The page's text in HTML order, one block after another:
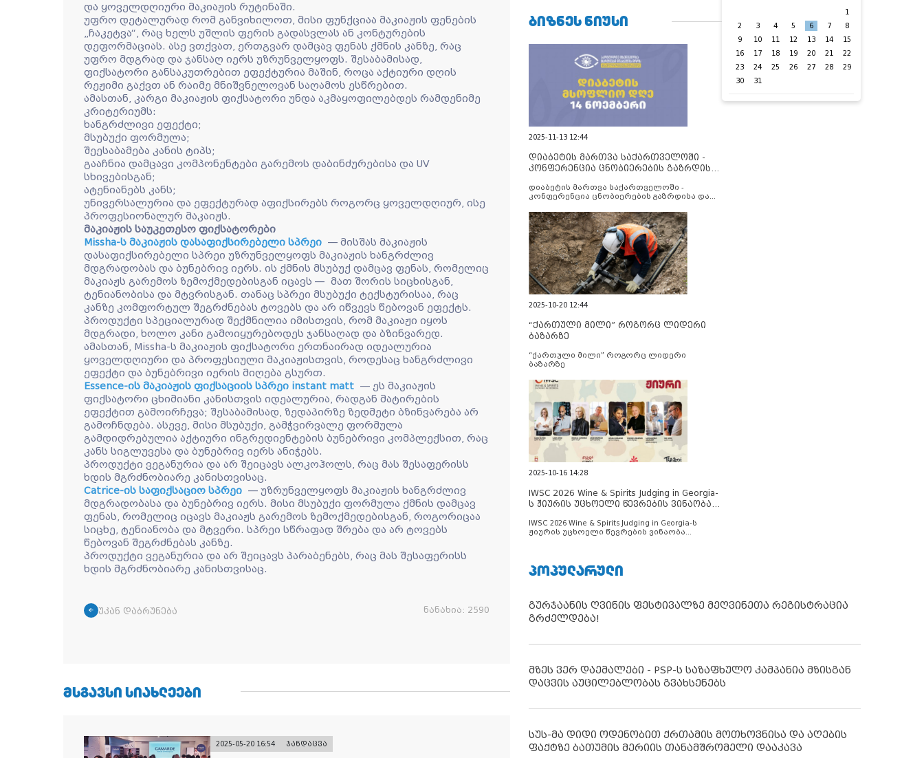
და ყოველდღიური მაკიაჟის რუტინაში.
უფრო დეტალურად რომ განვიხილოთ, მისი ფუნქციაა მაკიაჟის ფენების
„ჩაკეტვა“, რაც ხელს უშლის ფერის გადასვლას ან კონტურების
დეფორმაციას. ასე ვთქვათ, ერთგვარ დამცავ ფენას ქმნის კანზე, რაც
უფრო მდგრად და ჯანსაღ იერს უზრუნველყოფს. შესაბამისად,
ფიქსატორი განსაკუთრებით ეფექტურია მაშინ, როცა აქტიური დღის
რეჟიმი გაქვთ ან რაიმე მნიშვნელოვან საღამოს ესწრებით.
ამასთან, კარგი მაკიაჟის ფიქსატორი უნდა აკმაყოფილებდეს რამდენიმე
კრიტერიუმს:
ხანგრძლივი ეფექტი;
მსუბუქი ფორმულა;
შეესაბამება კანის ტიპს;
გააჩნია დამცავი კომპონენტები გარემოს დაბინძურებისა და UV
სხივებისგან;
ატენიანებს კანს;
უნივერსალურია და ეფექტურად აფიქსირებს როგორც ყოველდღიურ, ისე
პროფესიონალურ მაკაიჟს.
მაკიაჟის საუკეთესო ფიქსატორები
Missha-ს მაკიაჟის დასაფიქსირებელი სპრეი — მისშას მაკიაჟის
დასაფიქსირებელი სპრეი უზრუნველყოფს მაკიაჟის ხანგრძლივ
მდგრადობას და ბუნებრივ იერს. ის ქმნის მსუბუქ დამცავ ფენას, რომელიც
მაკიაჟს გარემოს ზემოქმედებისგან იცავს — მათ შორის სიცხისგან,
ტენიანობისა და მტვრისგან. თანაც სპრეი მსუბუქი ტექსტურისაა, რაც
კანზე კომფორტულ შეგრძნებას ტოვებს და არ იწვევს წებოვან ეფექტს.
პროდუქტი სპეციალურად შექმნილია იმისთვის, რომ მაკიაჟი იყოს
მდგრადი, ხოლო კანი გამოიყურებოდეს ჯანსაღად და ბზინვარედ.
ამასთან, Missha-ს მაკიაჟის ფიქსატორი ერთნაირად იდეალურია
ყოველდღიური და პროფესიული მაკიაჟისთვის, როდესაც ხანგრძლივი
ეფექტი და ბუნებრივი იერის მიღება გსურთ.
Essence-ის მაკიაჟის ფიქსაციის სპრეი instant matt — ეს მაკიაჟის
ფიქსატორი ცხიმიანი კანისთვის იდეალურია, რადგან მატირების
ეფექტით გამოირჩევა; შესაბამისად, ზედაპირზე ზედმეტი ბზინვარება არ
გამოჩნდება. ასევე, მისი მსუბუქი, გამჭვირვალე ფორმულა
გამდიდრებულია აქტიური ინგრედიენტების ბუნებრივი კომპლექსით, რაც
კანს სიგლუვესა და ბუნებრივ იერს ანიჭებს.
პროდუქტი ვეგანურია და არ შეიცავს ალკოჰოლს, რაც მას შესაფერისს
ხდის მგრძნობიარე კანისთვისაც.
Catrice-ის საფიქსაციო სპრეი — უზრუნველყოფს მაკიაჟის ხანგრძლივ
მდგრადობასა და ბუნებრივ იერს. მისი მსუბუქი ფორმულა ქმნის დამცავ
ფენას, რომელიც იცავს მაკიაჟს გარემოს ზემოქმედებისგან, როგორიცაა
სიცხე, ტენიანობა და მტვერი. სპრეი სწრაფად შრება და არ ტოვებს
წებოვან შეგრძნებას კანზე.
პროდუქტი ვეგანურია და არ შეიცავს პარაბენებს, რაც მას შესაფერისს
ხდის მგრძნობიარე კანისთვისაც.
უკან დაბრუნება ნანახია: 2590
ᲛᲡᲒᲐᲕᲡᲘ ᲡᲘᲐᲮᲚᲔᲔᲑᲘ
2025-05-20 16:54 ჯანდაცვა
ᲑᲘᲖᲜᲔᲡ ᲜᲘᲣᲡᲘ
2025-11-13 12:44
დიაბეტის მართვა საქართველოში -
კონფერენცია ცნობიერების გაზრდისა
დიაბეტის მართვა საქართველოში -
კონფერენცია ცნობიერების გაზრდისა და
2025-10-20 12:44
“ქართული მილი” როგორც ლიდერი
ბაზარზე
“ქართული მილი” როგორც ლიდერი
ბაზარზე
2025-10-16 14:28
IWSC 2026 Wine & Spirits Judging in Georgia-
ს ჟიურის უცხოელი წევრების ვინაობა
IWSC 2026 Wine & Spirits Judging in Georgia-ს
ჟიურის უცხოელი წევრების ვინაობა
1
2
3 4 5 6 7
8
9
10 11 12 13 14
15
16
17 18 19 20 21
22
23
24 25 26 27 28
29
30
31
ᲞᲝᲞᲣᲚᲐᲠᲣᲚᲘ
გურჯაანის ღვინის ფესტივალზე მეღვინეთა რეგისტრაცია
გრძელდება!
მზეს ვერ დაემალები - PSP-ს საზაფხულო კამპანია მზისგან
დაცვის აუცილებლობას გვახსენებს
სუს-მა დიდი ოდენობით ქრთამის მოთხოვნისა და აღების
ფაქტზე ბათუმის მერიის თანამშრომელი დააკავა